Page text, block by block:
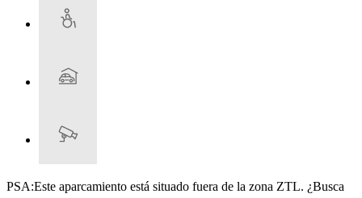
PSA:Este aparcamiento está situado fuera de la zona ZTL. ¿Busca